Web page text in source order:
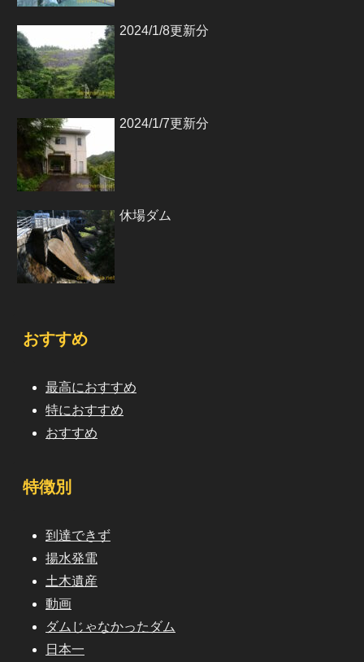
2024/1/8更新分
2024/1/7更新分
休場ダム
おすすめ
最高におすすめ
特におすすめ
おすすめ
特徴別
到達できず
揚水発電
土木遺産
動画
ダムじゃなかったダム
日本一